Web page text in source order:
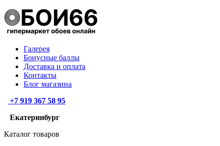
Галерея
Бонусные баллы
Доставка и оплата
Контакты
Блог магазина
+7 919 367 58 95
Екатеринбург
Каталог товаров